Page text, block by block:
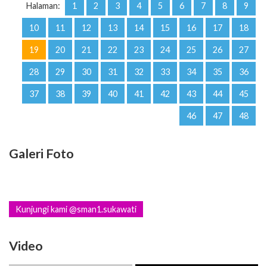
Halaman: 1 2 3 4 5 6 7 8 9
10 11 12 13 14 15 16 17 18
19 20 21 22 23 24 25 26 27
28 29 30 31 32 33 34 35 36
37 38 39 40 41 42 43 44 45
46 47 48
Galeri Foto
Kunjungi kami @sman1.sukawati
Video